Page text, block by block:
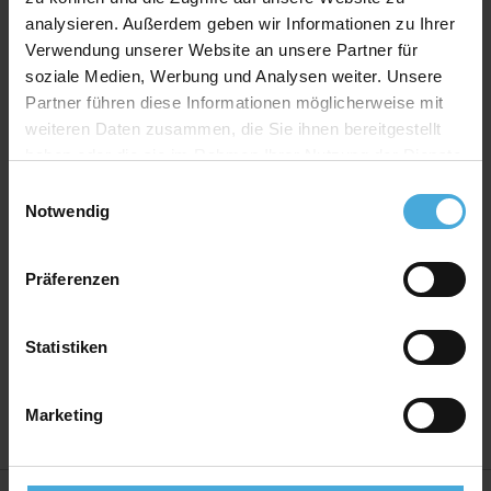
analysieren. Außerdem geben wir Informationen zu Ihrer
Verwendung unserer Website an unsere Partner für
soziale Medien, Werbung und Analysen weiter. Unsere
Partner führen diese Informationen möglicherweise mit
weiteren Daten zusammen, die Sie ihnen bereitgestellt
Notwendig
Präferenzen
Statistiken
Marketing
Produkt Spezifikationen
Print:FineArt Giclée Digitaldruck auf EYEfine®
baryt
Bilderrahmen Material: Massives MDF Holz mit
Premium Ummantelung
montierten Wechselklammern
Aufhänger: